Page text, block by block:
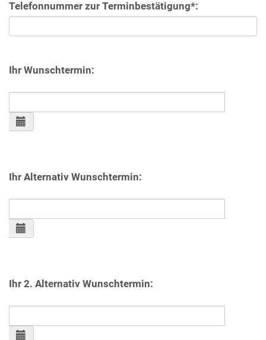
Telefonnummer zur Terminbestätigung*:
Ihr Wunschtermin:
Ihr Alternativ Wunschtermin:
Ihr 2. Alternativ Wunschtermin: